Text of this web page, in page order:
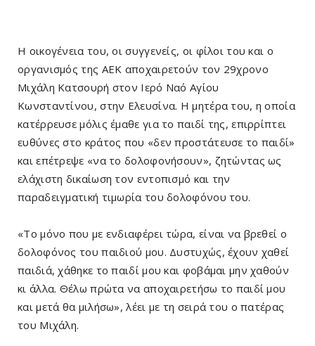
Η οικογένεια του, οι συγγενείς, οι φίλοι του και ο
οργανισμός της ΑΕΚ αποχαιρετούν τον 29χρονο
Μιχάλη Κατσουρή στον Ιερό Ναό Αγίου
Κωνσταντίνου, στην Ελευσίνα. Η μητέρα του, η οποία
κατέρρευσε μόλις έμαθε για το παιδί της, επιρρίπτει
ευθύνες στο κράτος που «δεν προστάτευσε το παιδί»
και επέτρεψε «να το δολοφονήσουν», ζητώντας ως
ελάχιστη δικαίωση τον εντοπισμό και την
παραδειγματική τιμωρία του δολοφόνου του.
«Το μόνο που με ενδιαφέρει τώρα, είναι να βρεθεί ο
δολοφόνος του παιδιού μου. Δυστυχώς, έχουν χαθεί
παιδιά, χάθηκε το παιδί μου και φοβάμαι μην χαθούν
κι άλλα. Θέλω πρώτα να αποχαιρετήσω το παιδί μου
και μετά θα μιλήσω», λέει με τη σειρά του ο πατέρας
του Μιχάλη.